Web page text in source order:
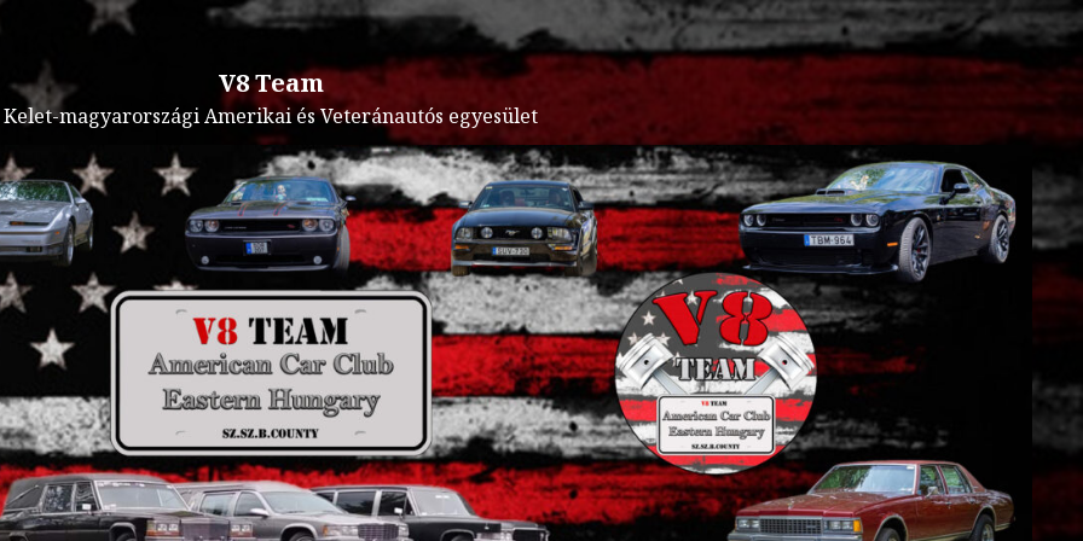
V8 Team
Kelet-magyarországi Amerikai és Veteránautós egyesület